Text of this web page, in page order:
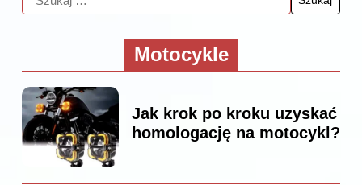
Motocykle
Jak krok po kroku uzyskać
homologację na motocykl?